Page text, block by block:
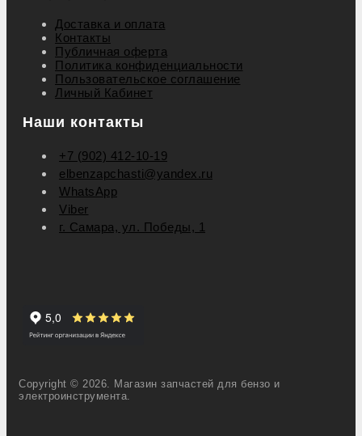
Доставка и оплата
Контакты
Публичная оферта
Политика конфиденциальности
Пользовательское соглашение
Личный Кабинет
Наши контакты
+7 (902) 412-10-19
elbenzapchasti@yandex.ru
WhatsApp
Viber
г. Самара, ул. Победы, 1
Copyright © 2026. Магазин запчастей для бензо и
электроинструмента.